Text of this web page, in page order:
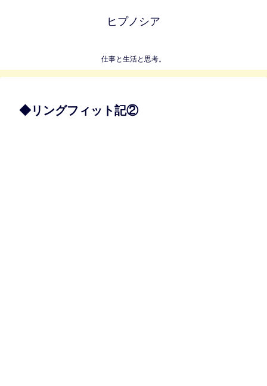
ヒプノシア
仕事と生活と思考。
◆リングフィット記②